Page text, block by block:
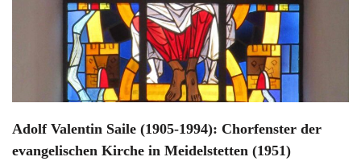
Adolf Valentin Saile (1905-1994): Chorfenster der
evangelischen Kirche in Meidelstetten (1951)